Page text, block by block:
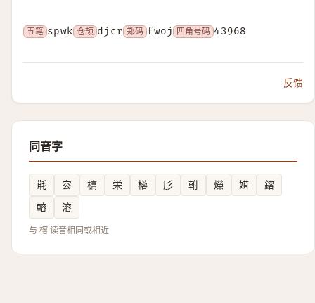
五笔 spwk 仓颉 djcr 郑码 fwoj 四角号码 43968
反馈
同音字
㲨 㝐 槦 栄 㯴 肜 軵 爃 媶
鎔
䡥
溶
与 榕 读音相同或相近